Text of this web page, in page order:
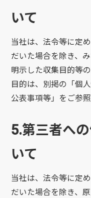
いて
当社は、法令等に定
だいた場合を除き、
明示した収集目的等
目的は、別掲の「個
公表事項等」をご参照
5.第三者へ
いて
当社は、法令等に定
だいた場合を除き、